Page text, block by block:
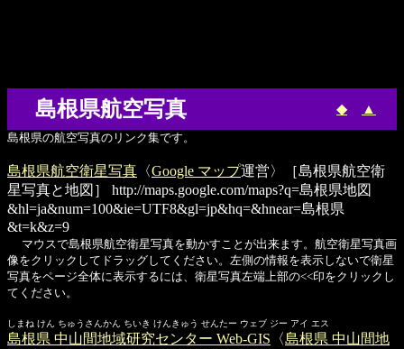
島根県航空写真 ◆ ▲
島根県の航空写真のリンク集です。
島根県航空衛星写真 〈Google マップ運営〉［島根県航空衛
星写真と地図］
http://maps.google.com/maps?q=島根県地図
&hl=ja&num=100&ie=UTF8&gl=jp&hq=&hnear=島根県
&t=k&z=9
マウスで島根県航空衛星写真を動かすことが出来ます。航空衛星写真画
像をクリックしてドラッグしてください。左側の情報を表示しないで衛星
写真をページ全体に表示するには、衛星写真左端上部の<<印をクリックし
てください。
しまね けん ちゅうさんかん ちいき けんきゅう せんたー ウェブ ジー アイ エス
島根県 中山間地域研究センター Web-GIS 〈島根県 中山間地